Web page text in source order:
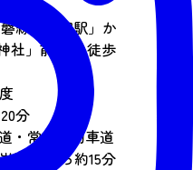
線「岩沼駅」か
社」前下車 徒歩
分
常磐自動車道
沼I.Cから約15分